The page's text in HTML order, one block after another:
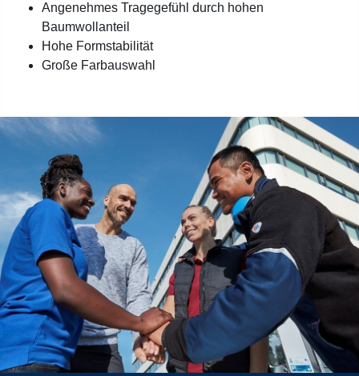
Angenehmes Tragegefühl durch hohen
Baumwollanteil
Hohe Formstabilität
Große Farbauswahl